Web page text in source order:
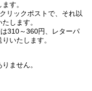
す。
リックポストで、それ以
します。
310～360円、レターパ
いたします。
ません。